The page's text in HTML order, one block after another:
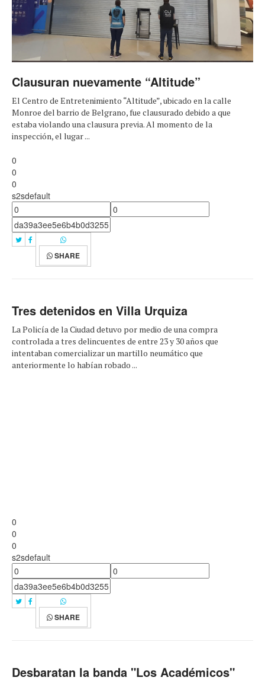
Clausuran nuevamente “Altitude”
El Centro de Entretenimiento “Altitude”, ubicado en la calle
Monroe del barrio de Belgrano, fue clausurado debido a que
estaba violando una clausura previa. Al momento de la
inspección, el lugar ...
0
0
0
s2sdefault
SHARE
Tres detenidos en Villa Urquiza
La Policía de la Ciudad detuvo por medio de una compra
controlada a tres delincuentes de entre 23 y 30 años que
intentaban comercializar un martillo neumático que
anteriormente lo habían robado ...
0
0
0
s2sdefault
SHARE
Desbaratan la banda "Los Académicos"